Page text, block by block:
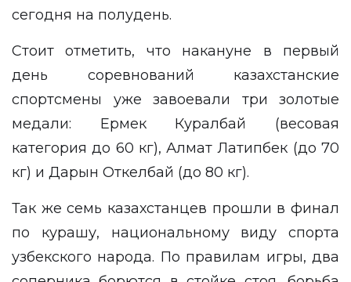
сегодня на полудень.
Стоит отметить, что накануне в первый
день соревнований казахстанские
спортсмены уже завоевали три золотые
медали: Ермек Куралбай (весовая
категория до 60 кг), Алмат Латипбек (до 70
кг) и Дарын Откелбай (до 80 кг).
Так же семь казахстанцев прошли в финал
по курашу, национальному виду спорта
узбекского народа. По правилам игры, два